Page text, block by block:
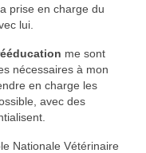
prise en charge du
lui.
me sont
nécessaires à mon
en charge les
avec des
Nationale Vétérinaire